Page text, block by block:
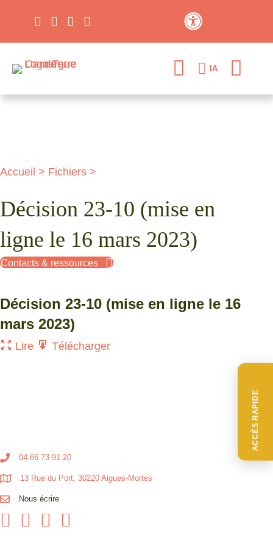
ACCÈS RAPIDE
IA
Accueil > Fichiers >
Décision 23-10 (mise en
ligne le 16 mars 2023)
Contacts & ressources
Décision 23-10 (mise en ligne le 16
mars 2023)
Lire Télécharger
04 66 73 91 20
13 Rue du Port, 30220 Aigues-Mortes
Nous écrire